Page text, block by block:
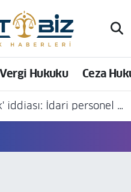
Vergi Hukuku Ceza
İdari personel açığa alındı
ve Fikstür